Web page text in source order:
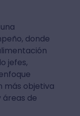
donde
jefes,
más objetiva
de